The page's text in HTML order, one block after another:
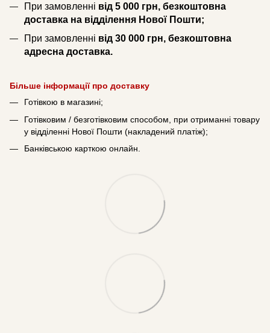
При замовленні від 5 000 грн, безкоштовна
доставка на відділення Нової Пошти;
При замовленні від 30 000 грн, безкоштовна
адресна доставка.
Більше інформації про доставку
Готівкою в магазині;
Готівковим / безготівковим способом, при отриманні товару
у відділенні Нової Пошти (накладений платіж);
Банківською карткою онлайн.